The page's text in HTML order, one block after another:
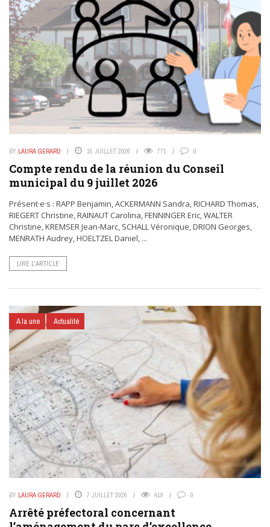
BY LAURA GERARD 15 JUILLET 2026 771 0
Compte rendu de la réunion du Conseil
municipal du 9 juillet 2026
Présent·e·s : RAPP Benjamin, ACKERMANN Sandra, RICHARD Thomas,
RIEGERT Christine, RAINAUT Carolina, FENNINGER Eric, WALTER
Christine, KREMSER Jean-Marc, SCHALL Véronique, DRION Georges,
MENRATH Audrey, HOELTZEL Daniel, ...
LIRE L’ARTICLE
A la une Actualité
BY LAURA GERARD 7 JUILLET 2026 419 0
Arrêté préfectoral concernant